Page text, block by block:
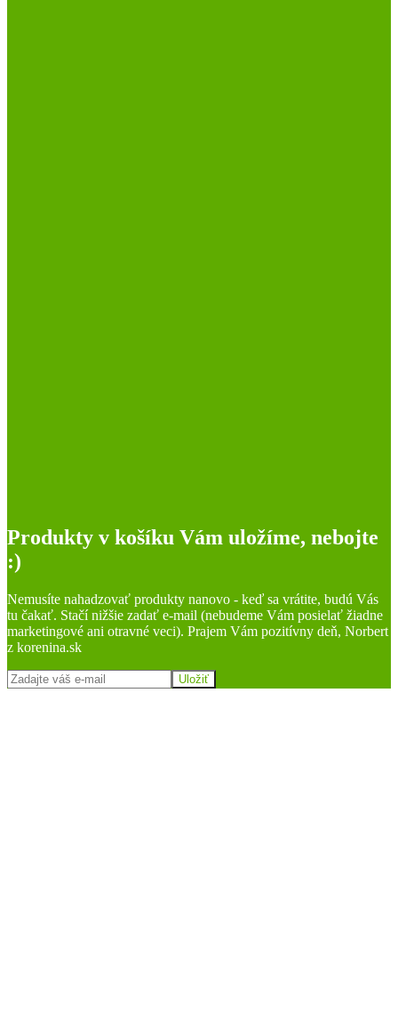
Produkty v košíku Vám uložíme, nebojte
:)
Nemusíte nahadzovať produkty nanovo - keď sa vrátite, budú Vás
tu čakať. Stačí nižšie zadať e-mail (nebudeme Vám posielať žiadne
marketingové ani otravné veci). Prajem Vám pozitívny deň, Norbert
z korenina.sk
Uložiť